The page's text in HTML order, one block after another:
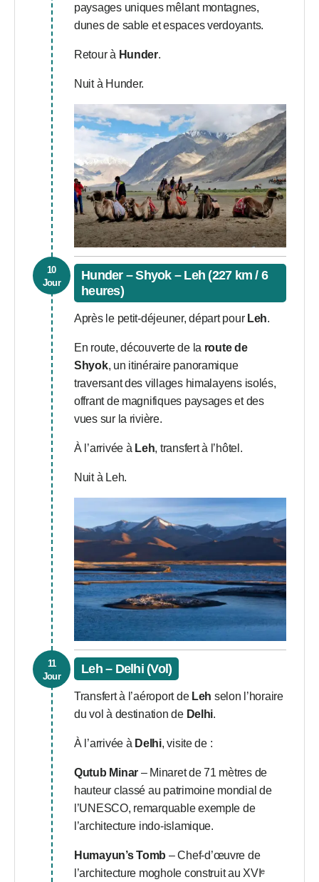
paysages uniques mêlant montagnes,
dunes de sable et espaces verdoyants.
Retour à Hunder.
Nuit à Hunder.
10
Jour
Hunder – Shyok – Leh (227 km / 6
heures)
Après le petit-déjeuner, départ pour Leh.
En route, découverte de la route de
Shyok, un itinéraire panoramique
traversant des villages himalayens isolés,
offrant de magnifiques paysages et des
vues sur la rivière.
À l’arrivée à Leh, transfert à l’hôtel.
Nuit à Leh.
11
Jour
Leh – Delhi (Vol)
Transfert à l’aéroport de Leh selon l’horaire
du vol à destination de Delhi.
À l’arrivée à Delhi, visite de :
Qutub Minar – Minaret de 71 mètres de
hauteur classé au patrimoine mondial de
l’UNESCO, remarquable exemple de
l’architecture indo-islamique.
Humayun’s Tomb – Chef-d’œuvre de
l’architecture moghole construit au XVIᵉ